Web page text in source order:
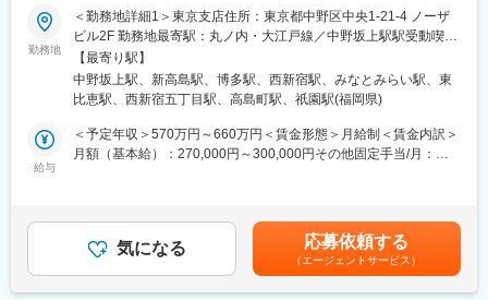
変更の範囲：会社の定める業務
■ポジションの魅力：
・業界トップクラスの幅広い試験種の実績があり、研究者として
高い知識／スキルを獲得できます。
・ご入社頂く方には試験責任者（もしくは候補者）として当社の
難もあると思いますが、お客様との関係性構築にはやりがいがあ
り、ご経験を是非当社で活用頂きたく思っております。
・状況により在宅勤務も行うことが出来るポジションです。
・時間外勤務も多くなく（平均8時間程度）、有休取得率も70％
以上とプライベートと両立し易い職場です。
賞与年3回・インセンティブ・残業代1分単位支給など、風通しの
良い社風のもと、安心して長く働ける環境が整っています。
■仕事内容
医療現場のDXを支える仕事です。
販売代理店や既存取引のある歯科医院を中心に、自社製品である
歯科向け医療用システム（電子カルテ・会計・予約管理等）の提
案営業をお任せします。
■具体的な業務内容
・販売代理店への定期訪問・関係構築、新規顧客情報の獲得
・歯科医院へのヒアリング、製品提案～契約
勤務地
＜勤務地詳細1＞東京支店住所：東京都中野区中央1-21-4 ノーザ
ビル2F 勤務地最寄駅：丸ノ内・大江戸線／中野坂上駅駅受動喫煙
対策：屋内全面禁煙＜勤務地詳細2＞神奈川支店住所：神奈川県横
浜市西区みなとみらい4-6-5 リーフみなとみらい 2F勤務地最寄
駅：みなとみらい線線／みなとみらい駅駅受動喫煙対策：屋内全
東3-1-1 ZENNO筑紫通ビル 8F勤務地最寄駅：JR／地下鉄福岡空
港線／博多駅駅受動喫煙対策：屋内全面禁煙変更の範囲：会社の
【最寄り駅】
中野坂上駅、新高島駅、博多駅、西新宿駅、みなとみらい駅、東
比恵駅、西新宿五丁目駅、高島町駅、祇園駅(福岡県)
給与
＜予定年収＞570万円～660万円＜賃金形態＞月給制＜賃金内訳＞
月額（基本給）：270,000円～300,000円その他固定手当/月：
を基に判断致します※残業代は100％支給、みなし残業の設定はあ
りません【その他手当】■インセンティブ手当 ■時間外手当 ■
直行直帰手当 ■出張手当 ■役職手当 ■職務手当 ■休日出勤手
当賃金はあくまでも目安の金額であり、選考を通じて上下する可
気になる 応募依頼する
（エージェントサービス）